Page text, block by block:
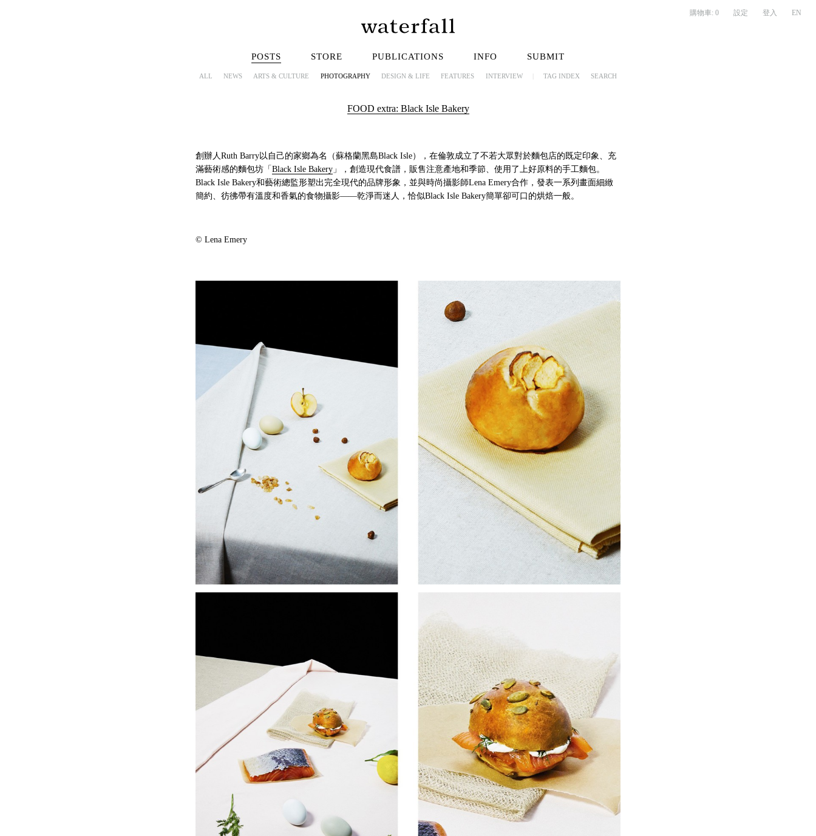
購物車: 0 設定 登入 EN
POSTS STORE PUBLICATIONS INFO SUBMIT
ALL NEWS ARTS & CULTURE PHOTOGRAPHY DESIGN & LIFE FEATURES INTERVIEW TAG INDEX SEARCH
FOOD extra: Black Isle Bakery
創辦人Ruth Barry以自己的家鄉為名（蘇格蘭黑島Black Isle），在倫敦成立了不若大眾對於麵包店的既定印象、充
滿藝術感的麵包坊「 Black Isle Bakery 」，創造現代食譜，販售注意產地和季節、使用了上好原料的手工麵包。
Black Isle Bakery和藝術總監形塑出完全現代的品牌形象，並與時尚攝影師Lena Emery合作，發表一系列畫面細緻
簡約、彷彿帶有溫度和香氣的食物攝影——乾淨而迷人，恰似Black Isle Bakery簡單卻可口的烘焙一般。
© Lena Emery